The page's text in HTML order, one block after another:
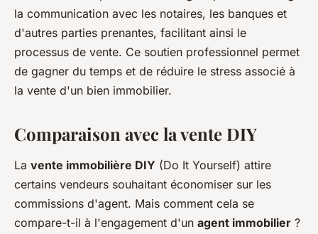
la communication avec les notaires, les banques et
d'autres parties prenantes, facilitant ainsi le
processus de vente. Ce soutien professionnel permet
de gagner du temps et de réduire le stress associé à
la vente d'un bien immobilier.
Comparaison avec la vente DIY
La vente immobilière DIY (Do It Yourself) attire
certains vendeurs souhaitant économiser sur les
commissions d'agent. Mais comment cela se
compare-t-il à l'engagement d'un agent immobilier ?